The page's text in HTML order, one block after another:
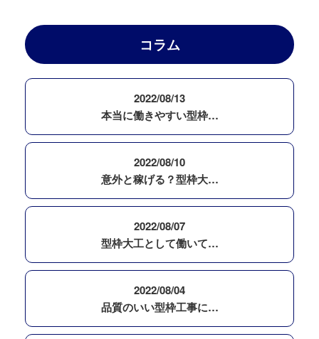
コラム
2022/08/13
本当に働きやすい型枠…
2022/08/10
意外と稼げる？型枠大…
2022/08/07
型枠大工として働いて…
2022/08/04
品質のいい型枠工事に…